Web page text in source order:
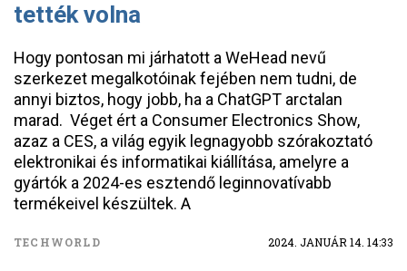
tették volna
Hogy pontosan mi járhatott a WeHead nevű
szerkezet megalkotóinak fejében nem tudni, de
annyi biztos, hogy jobb, ha a ChatGPT arctalan
marad. Véget ért a Consumer Electronics Show,
azaz a CES, a világ egyik legnagyobb szórakoztató
elektronikai és informatikai kiállítása, amelyre a
gyártók a 2024-es esztendő leginnovatívabb
termékeivel készültek. A
TECHWORLD 2024. JANUÁR 14. 14:33